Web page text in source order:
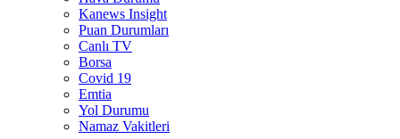
Kanews Insight
Puan Durumları
Canlı TV
Borsa
Covid 19
Emtia
Yol Durumu
Namaz Vakitleri